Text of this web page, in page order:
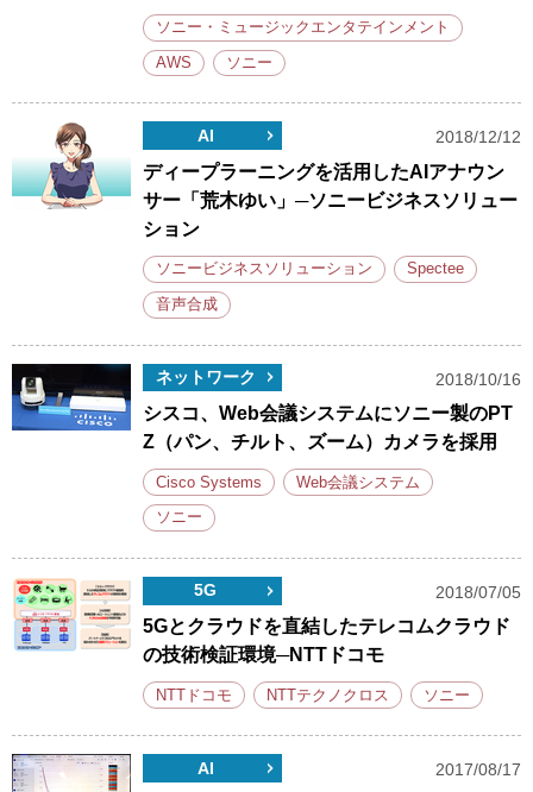
ソニー・ミュージックエンタテインメント
AWS ソニー
AI 2018/12/12
ディープラーニングを活用したAIアナウン
サー「荒木ゆい」─ソニービジネスソリュー
ション
ソニービジネスソリューション Spectee
音声合成
ネットワーク 2018/10/16
シスコ、Web会議システムにソニー製のPT
Z（パン、チルト、ズーム）カメラを採用
Cisco Systems Web会議システム
ソニー
5G 2018/07/05
5Gとクラウドを直結したテレコムクラウド
の技術検証環境─NTTドコモ
NTTドコモ NTTテクノクロス ソニー
AI 2017/08/17